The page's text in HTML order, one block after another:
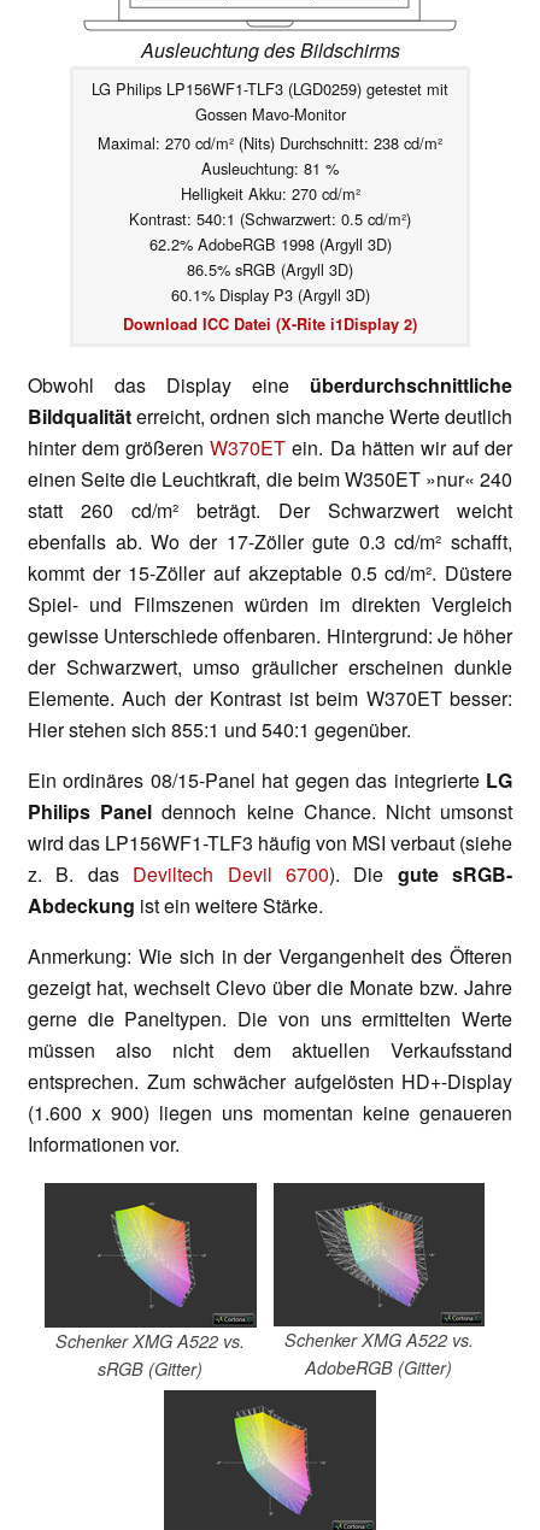
Ausleuchtung des Bildschirms
LG Philips LP156WF1-TLF3 (LGD0259) getestet mit
Gossen Mavo-Monitor
Maximal: 270 cd/m² (Nits) Durchschnitt: 238 cd/m²
Ausleuchtung: 81 %
Helligkeit Akku: 270 cd/m²
Kontrast: 540:1 (Schwarzwert: 0.5 cd/m²)
62.2% AdobeRGB 1998 (Argyll 3D)
86.5% sRGB (Argyll 3D)
60.1% Display P3 (Argyll 3D)
Download ICC Datei (X-Rite i1Display 2)
Obwohl das Display eine überdurchschnittliche
Bildqualitäterreicht, ordnen sich manche Werte deutlich
hinter dem größerenW370ET ein. Da hätten wir auf der
einen Seite die Leuchtkraft, die beim W350ET »nur« 240
statt 260 cd/m² beträgt. Der Schwarzwert weicht
ebenfalls ab. Wo der 17-Zöller gute 0.3 cd/m² schafft,
kommt der 15-Zöller auf akzeptable 0.5 cd/m². Düstere
Spiel- und Filmszenen würden im direkten Vergleich
gewisse Unterschiede offenbaren. Hintergrund: Je höher
der Schwarzwert, umso gräulicher erscheinen dunkle
Elemente. Auch der Kontrast ist beim W370ET besser:
Hier stehen sich 855:1 und 540:1 gegenüber.
Ein ordinäres 08/15-Panel hat gegen das integrierte LG
Philips Panel dennoch keine Chance. Nicht umsonst
wird das LP156WF1-TLF3 häufig von MSI verbaut (siehe
z. B. das Deviltech Devil 6700). Die gute sRGB-
Abdeckung ist ein weitere Stärke.
Anmerkung: Wie sich in der Vergangenheit des Öfteren
gezeigt hat, wechselt Clevo über die Monate bzw. Jahre
gerne die Paneltypen. Die von uns ermittelten Werte
müssen also nicht dem aktuellen Verkaufsstand
entsprechen. Zum schwächer aufgelösten HD+-Display
(1.600 x 900) liegen uns momentan keine genaueren
Informationen vor.
Schenker XMG A522 vs.
sRGB (Gitter)
Schenker XMG A522 vs.
AdobeRGB (Gitter)